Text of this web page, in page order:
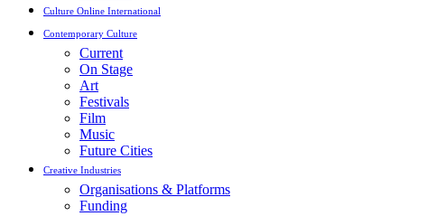
Culture Online International
Contemporary Culture
Current
On Stage
Art
Festivals
Film
Music
Future Cities
Creative Industries
Organisations & Platforms
Funding